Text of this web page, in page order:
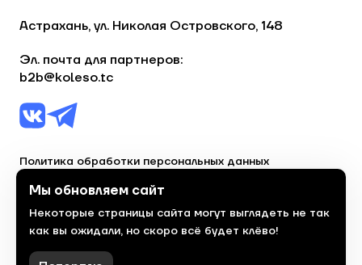
Астрахань, ул. Николая Островского, 148
Эл. почта для партнеров:
b2b@koleso.tc
Политика обработки персональных данных
© 2023, торгово-сервисная сеть «Колесо»
Политика конфиденциальности
Сделано
красиво
Мы обновляем сайт
Некоторые страницы сайта могут выглядеть не так
как вы ожидали, но скоро всё будет клёво!